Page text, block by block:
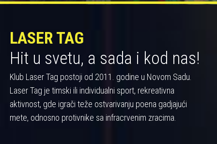
LASER TAG
Hit u svetu, a sada i kod nas!
Klub Laser Tag postoji od 2011. godine u Novom Sadu.
Laser Tag je timski ili individualni sport, rekreativna
aktivnost, gde igrači teže ostvarivanju poena gadjajući
mete, odnosno protivnike sa infracrvenim zracima.